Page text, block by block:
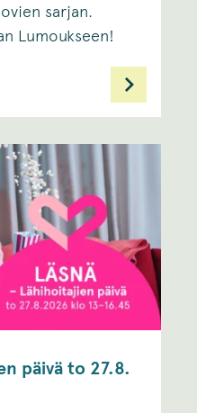
sarjan.
Lumoukseen!
päivä to 27.8.